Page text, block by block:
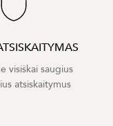
visiškai saugius
atsiskaitymus